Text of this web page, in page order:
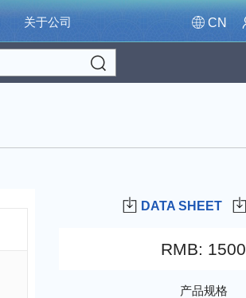
关于公司 CN
DATA SHEET
RMB: 1500
产品规格